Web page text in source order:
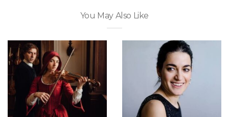
You May Also Like